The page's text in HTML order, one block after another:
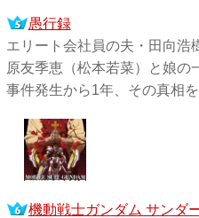
愚行録
エリート会社員の夫・田向浩
原友季恵（松本若菜）と娘の
事件発生から1年、その真相
機動戦士ガンダム サンダ